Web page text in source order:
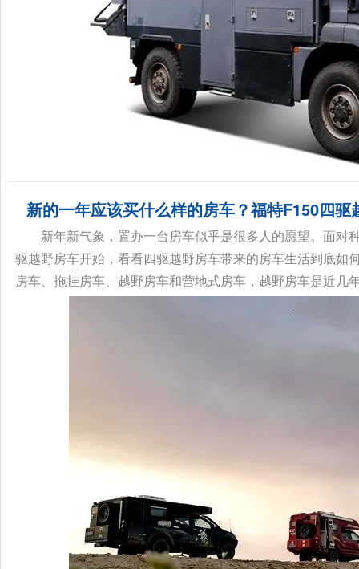
新的一年应该买什么样的房车？福特F150四驱
新年新气象，置办一台房车似乎是很多人的愿望。面
驱越野房车开始，看看四驱越野房车带来的房车生活到底
房车、拖挂房车、越野房车和营地式房车，越野房车是近几